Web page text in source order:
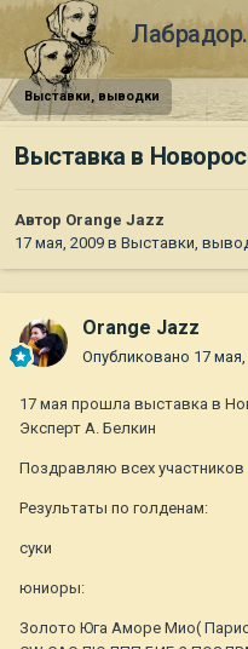
Выставки, выводки
Выставка в
Автор Orange Jazz
17 мая, 2009 в Выставки,
Orange Jazz
Опубликовано 17
17 мая прошла выставка в
Эксперт А. Белкин
Поздравляю всех участников
Результаты по голденам:
суки
юниоры:
Золото Юга Аморе Мио(